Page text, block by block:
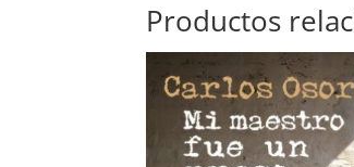
Productos